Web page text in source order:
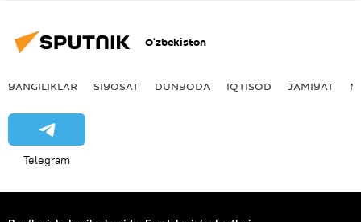
O‘zbekiston
YANGILIKLAR SIYOSAT DUNYODA IQTISOD JAMIYAT
Telegram